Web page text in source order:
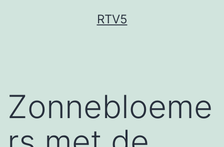
RTV5
Zonnebloeme